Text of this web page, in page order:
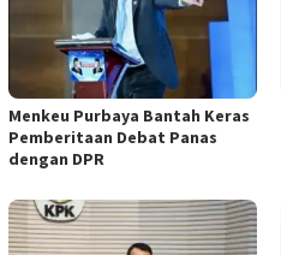
Menkeu Purbaya Bantah Keras
Pemberitaan Debat Panas
dengan DPR